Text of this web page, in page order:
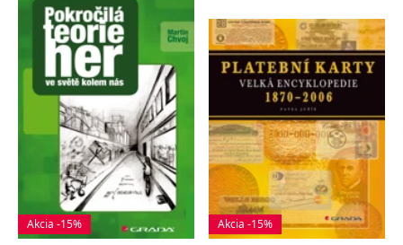
Akcia -15% Akcia -15%